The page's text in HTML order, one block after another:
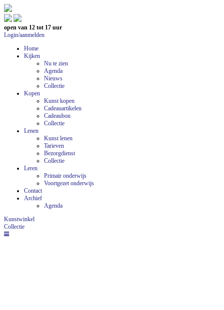
open van 12 tot 17 uur
Login/aanmelden
Home
Kijken
Nu te zien
Agenda
Nieuws
Collectie
Kopen
Kunst kopen
Cadeauartikelen
Cadeaubon
Collectie
Lenen
Kunst lenen
Tarieven
Bezorgdienst
Collectie
Leren
Primair onderwijs
Voortgezet onderwijs
Contact
Archief
Agenda
Kunstwinkel
Collectie